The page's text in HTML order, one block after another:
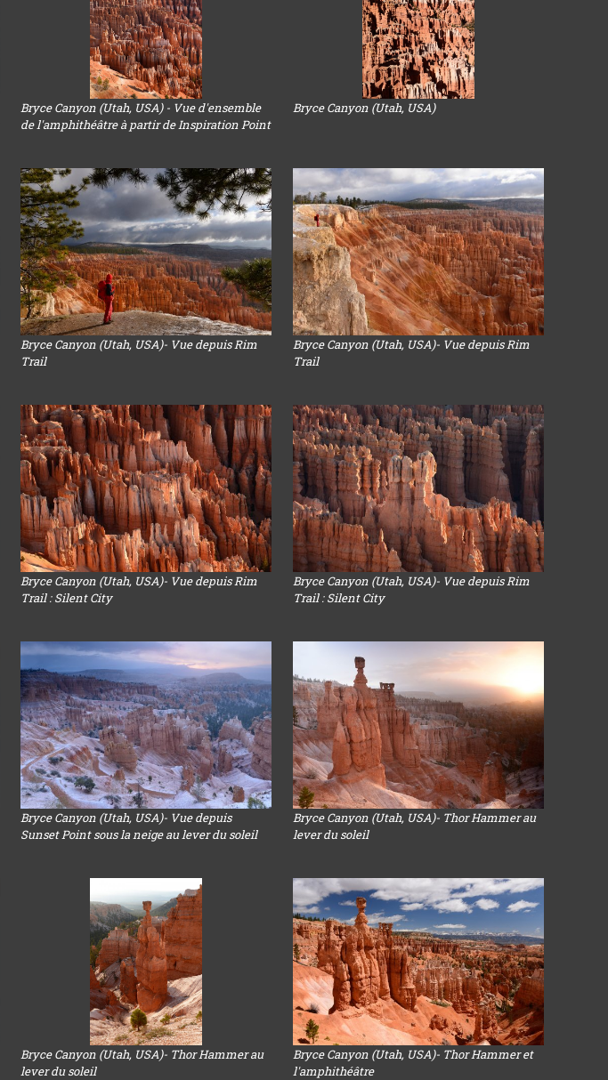
Bryce Canyon (Utah, USA) - Vue d'ensemble
de l'amphithéâtre à partir de Inspiration Point
Bryce Canyon (Utah, USA)
Bryce Canyon (Utah, USA)- Vue depuis Rim
Trail
Bryce Canyon (Utah, USA)- Vue depuis Rim
Trail
Bryce Canyon (Utah, USA)- Vue depuis Rim
Trail : Silent City
Bryce Canyon (Utah, USA)- Vue depuis Rim
Trail : Silent City
Bryce Canyon (Utah, USA)- Vue depuis
Sunset Point sous la neige au lever du soleil
Bryce Canyon (Utah, USA)- Thor Hammer au
lever du soleil
Bryce Canyon (Utah, USA)- Thor Hammer au
lever du soleil
Bryce Canyon (Utah, USA)- Thor Hammer et
l'amphithéâtre